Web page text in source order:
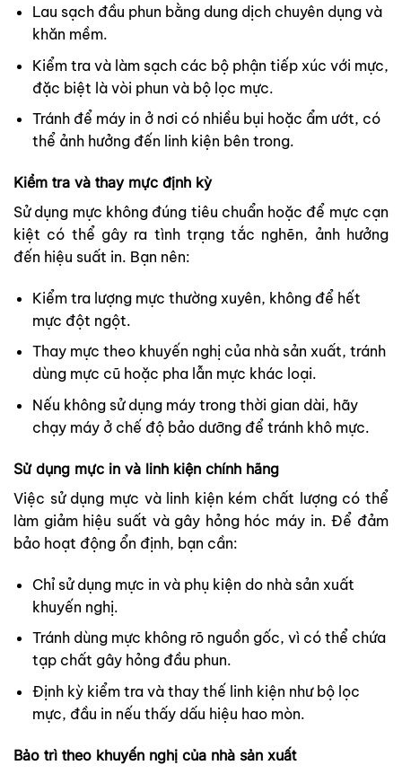
Lau sạch đầu phun bằng dung dịch chuyên dụng và
khăn mềm.
Kiểm tra và làm sạch các bộ phận tiếp xúc với mực,
đặc biệt là vòi phun và bộ lọc mực.
Tránh để máy in ở nơi có nhiều bụi hoặc ẩm ướt, có
thể ảnh hưởng đến linh kiện bên trong.
Kiểm tra và thay mực định kỳ
Sử dụng mực không đúng tiêu chuẩn hoặc để mực cạn
kiệt có thể gây ra tình trạng tắc nghẽn, ảnh hưởng
đến hiệu suất in. Bạn nên:
Kiểm tra lượng mực thường xuyên, không để hết
mực đột ngột.
Thay mực theo khuyến nghị của nhà sản xuất, tránh
dùng mực cũ hoặc pha lẫn mực khác loại.
Nếu không sử dụng máy trong thời gian dài, hãy
chạy máy ở chế độ bảo dưỡng để tránh khô mực.
Sử dụng mực in và linh kiện chính hãng
Việc sử dụng mực và linh kiện kém chất lượng có thể
làm giảm hiệu suất và gây hỏng hóc máy in. Để đảm
bảo hoạt động ổn định, bạn cần:
Chỉ sử dụng mực in và phụ kiện do nhà sản xuất
khuyến nghị.
Tránh dùng mực không rõ nguồn gốc, vì có thể chứa
tạp chất gây hỏng đầu phun.
Định kỳ kiểm tra và thay thế linh kiện như bộ lọc
mực, đầu in nếu thấy dấu hiệu hao mòn.
Bảo trì theo khuyến nghị của nhà sản xuất